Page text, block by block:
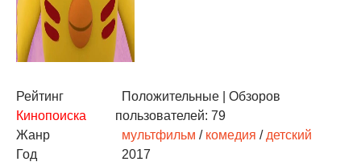
Рейтинг
Кинопоиска
Положительные | Обзоров
пользователей: 79
Жанр
мультфильм / комедия / детский
Год
2017